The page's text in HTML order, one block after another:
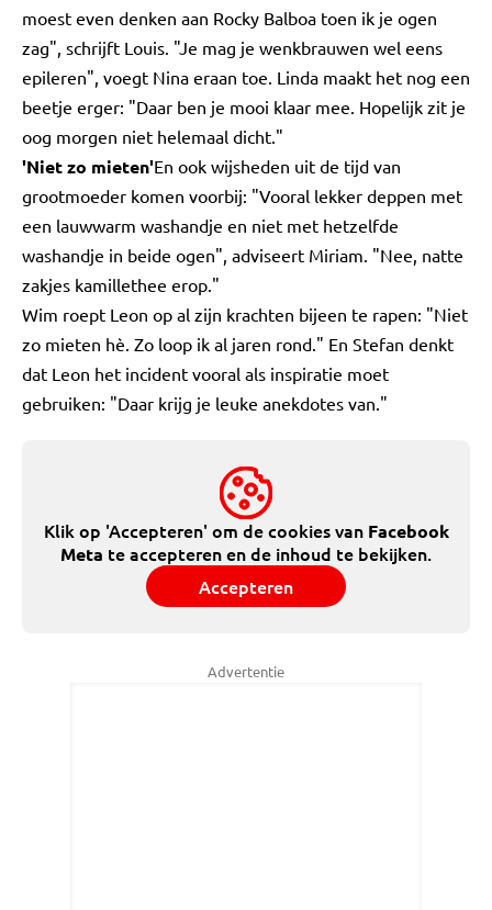
moest even denken aan Rocky Balboa toen ik je ogen
zag", schrijft Louis. "Je mag je wenkbrauwen wel eens
epileren", voegt Nina eraan toe. Linda maakt het nog een
beetje erger: "Daar ben je mooi klaar mee. Hopelijk zit je
oog morgen niet helemaal dicht."
'Niet zo mieten'En ook wijsheden uit de tijd van
grootmoeder komen voorbij: "Vooral lekker deppen met
een lauwwarm washandje en niet met hetzelfde
washandje in beide ogen", adviseert Miriam. "Nee, natte
zakjes kamillethee erop."
Wim roept Leon op al zijn krachten bijeen te rapen: "Niet
zo mieten hè. Zo loop ik al jaren rond." En Stefan denkt
dat Leon het incident vooral als inspiratie moet
gebruiken: "Daar krijg je leuke anekdotes van."
Klik op 'Accepteren' om de cookies van Facebook
Meta te accepteren en de inhoud te bekijken.
Accepteren
Advertentie